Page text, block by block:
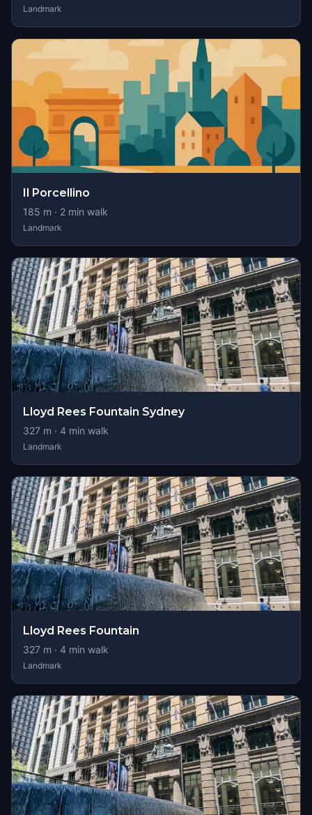
Landmark
Il Porcellino
185 m · 2 min walk
Landmark
Lloyd Rees Fountain Sydney
327 m · 4 min walk
Landmark
Lloyd Rees Fountain
327 m · 4 min walk
Landmark